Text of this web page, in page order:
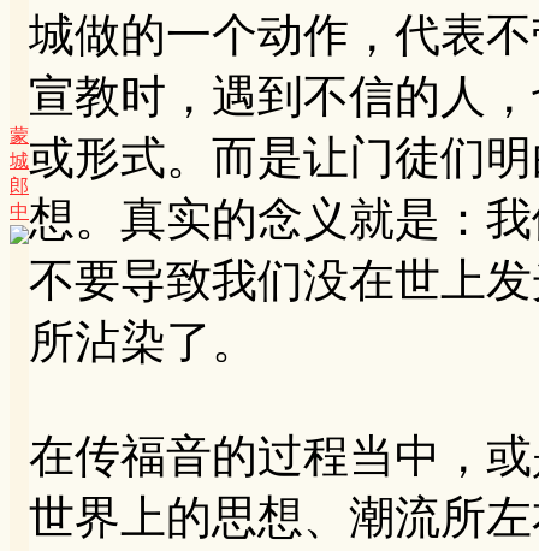
蒙
城
郎
中
城做的一个动作，代表
宣教时，遇到不信的人
或形式。而是让门徒们
想。真实的念义就是：
不要导致我们没在世上
所沾染了。
在传福音的过程当中，
世界上的思想、潮流所